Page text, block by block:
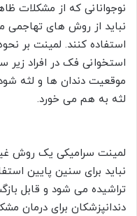
نوجوانانی که از مشکلات
نباید از روش های تهاجمی
استفاده کنند. لمینت بر
استخوانی فک در افراد زیر
موقعیت دندان ها و لثه
لثه به هم می خورد.
لمینت سرامیکی یک روش
نباید برای سنین پایین
تراشیده می شود و قابل
دندانپزشکان برای درمان